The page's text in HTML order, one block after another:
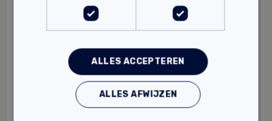
ALLES ACCEPTEREN
ALLES AFWIJZEN